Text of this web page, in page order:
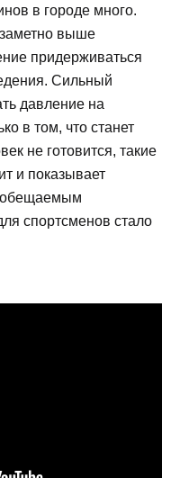
в городе много.
выше
придерживаться
Сильный
давление на
в том, что станет
не готовится, такие
и показывает
обещаемым
спортсменов стало